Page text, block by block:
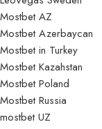
Mostbet AZ
Mostbet Azerbaycan
Mostbet in Turkey
Mostbet Kazahstan
Mostbet Poland
Mostbet Russia
mostbet UZ